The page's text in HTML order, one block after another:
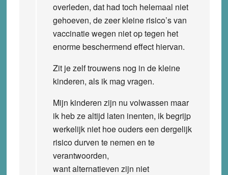
overleden, dat had toch helemaal niet
gehoeven, de zeer kleine risico’s van
vaccinatie wegen niet op tegen het
enorme beschermend effect hiervan.
Zit je zelf trouwens nog in de kleine
kinderen, als ik mag vragen.
Mijn kinderen zijn nu volwassen maar
ik heb ze altijd laten inenten, ik begrijp
werkelijk niet hoe ouders een dergelijk
risico durven te nemen en te
verantwoorden,
want alternatieven zijn niet